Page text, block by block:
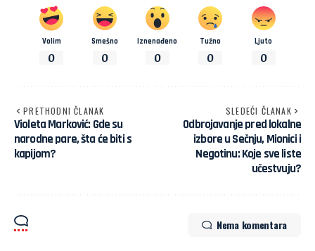
Volim
0
Smešno
0
Iznenađeno
0
Tužno
0
Ljuto
0
PRETHODNI ČLANAK
Violeta Marković: Gde su
narodne pare, šta će biti s
kapijom?
SLEDEĆI ČLANAK
Odbrojavanje pred lokalne
izbore u Sečnju, Mionici i
Negotinu: Koje sve liste
učestvuju?
Nema komentara